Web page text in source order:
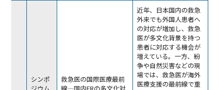
シンポ
ジウム
救急医の国際医療最前
線―国内ERの多文化対
近年、日本国内の救急
外来でも外国人患者へ
の対応が増加し、救急
医が多文化背景を持つ
患者に対応する機会が
増えている。一方、紛
争や自然災害などの現
場では、救急医が海外
医療支援の最前線で重